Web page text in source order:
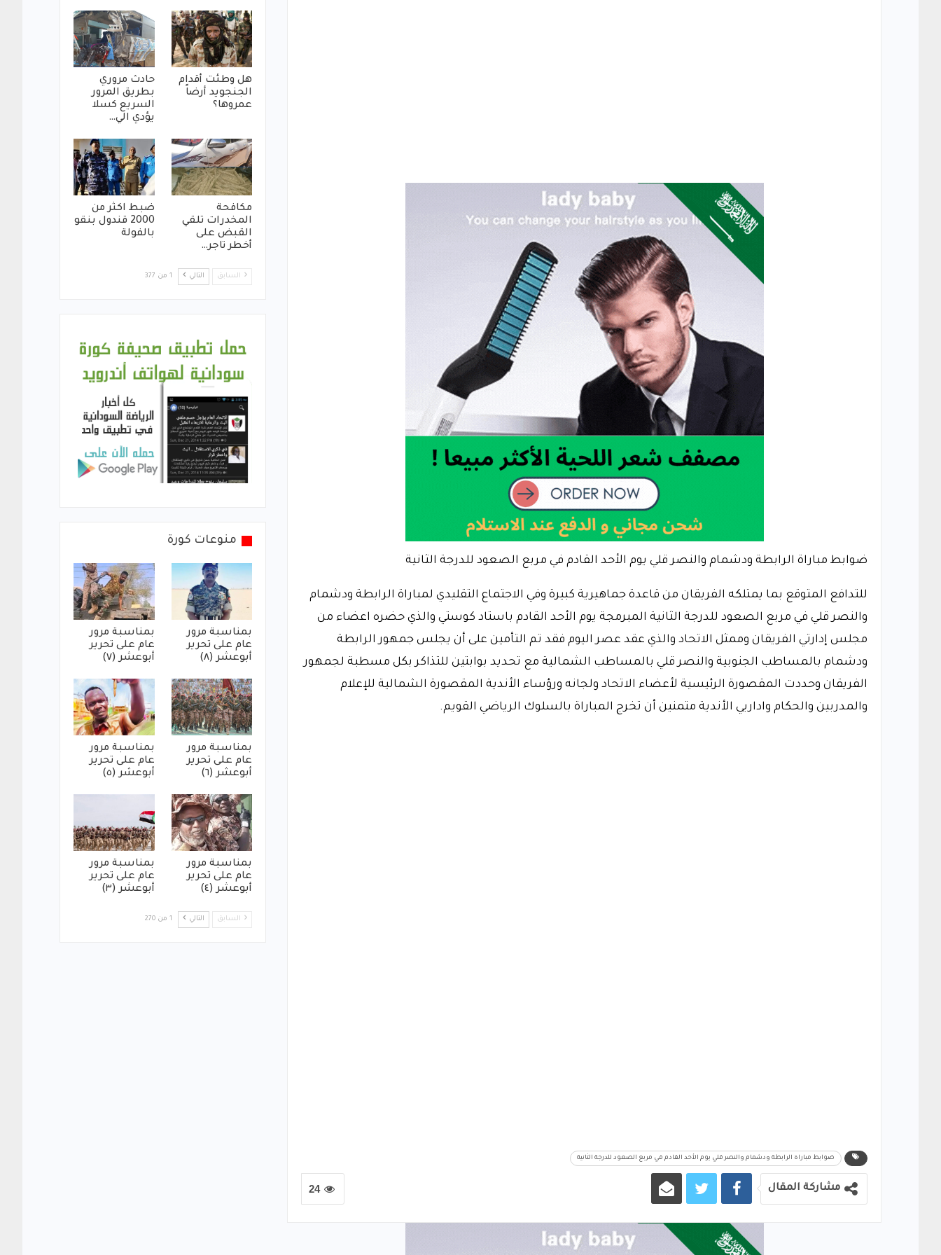
ضوابط مباراة الرابطة ودشمام والنصر قلي يوم الأحد القادم في مربع الصعود للدرجة الثانية
للتدافع المتوقع بما يمتلكه الفريقان من قاعدة جماهيرية كبيرة وفي الاجتماع التقليدي لمباراة الرابطة ودشمام
والنصر قلي في مربع الصعود للدرجة الثانية المبرمجة يوم الأحد القادم باستاد كوستي والذي حضره اعضاء من
مجلس إدارتي الفريقان وممثل الاتحاد والذي عقد عصر اليوم فقد تم التأمين على أن يجلس جمهور الرابطة
ودشمام بالمساطب الجنوبية والنصر قلي بالمساطب الشمالية مع تحديد بوابتين للتذاكر بكل مسطبة لجمهور
الفريقان وحددت المقصورة الرئيسية لأعضاء الاتحاد ولجانه ورؤساء الأندية المقصورة الشمالية للإعلام
والمدربين والحكام واداريي الأندية متمنين أن تخرج المباراة بالسلوك الرياضي القويم.
ضوابط مباراة الرابطة ودشمام والنصر قلي يوم الأحد القادم في مربع الصعود للدرجة الثانية
24 مشاركة المقال
هل وطئت أقدام
الجنجويد أرضاً
عمروها؟
حادث مروري
بطريق المرور
السريع كسلا
يؤدي الي…
مكافحة
المخدرات تلقي
القبض على
أخطر تاجر…
ضبط اكثر من
2000 قندول بنقو
بالفولة
السابق التالي 1 من 377
منوعات كورة
بمناسبة مرور
عام على تحرير
أبوعشر (٨)
بمناسبة مرور
عام على تحرير
أبوعشر (٧)
بمناسبة مرور
عام على تحرير
أبوعشر (٦)
بمناسبة مرور
عام على تحرير
أبوعشر (٥)
بمناسبة مرور
عام على تحرير
أبوعشر (٤)
بمناسبة مرور
عام على تحرير
أبوعشر (٣)
السابق التالي 1 من 270